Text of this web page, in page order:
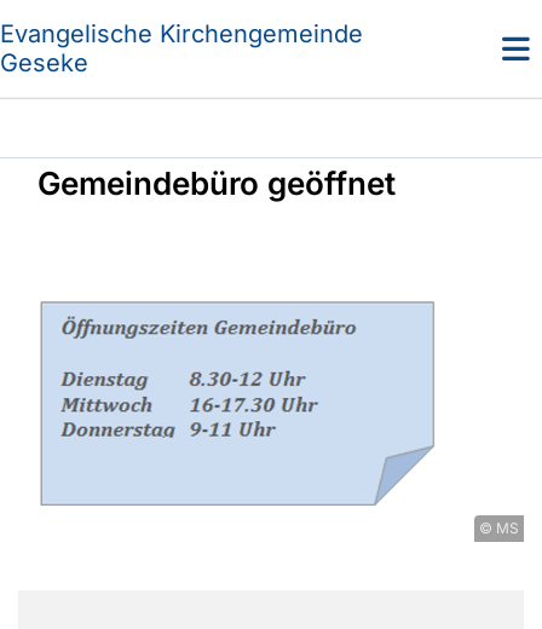
Evangelische Kirchengemeinde
Geseke
Gemeindebüro geöffnet
© MS